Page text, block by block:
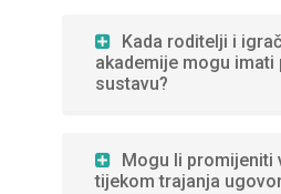
Kada roditelji i
akademije mogu imati
sustavu?
Mogu li promijeniti
tijekom trajanja